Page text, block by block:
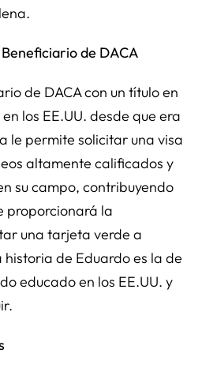
de DACA
de DACA con un título en
los EE.UU. desde que era
le permite solicitar una visa
altamente calificados y
su campo, contribuyendo
proporcionará la
una tarjeta verde a
de Eduardo es la de
educado en los EE.UU. y